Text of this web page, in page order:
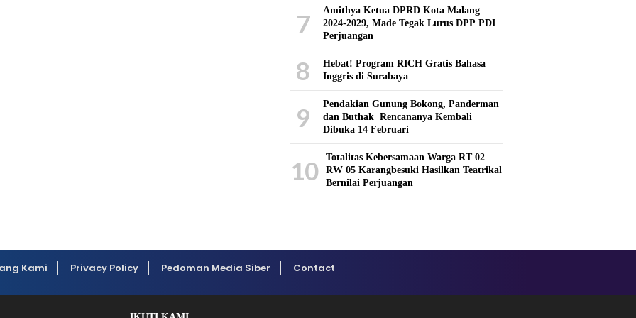
7
Amithya Ketua DPRD Kota Malang
2024-2029, Made Tegak Lurus DPP PDI
Perjuangan
8
Hebat! Program RICH Gratis Bahasa
Inggris di Surabaya
9
Pendakian Gunung Bokong, Panderman
dan Buthak Rencananya Kembali
Dibuka 14 Februari
10
Totalitas Kebersamaan Warga RT 02
RW 05 Karangbesuki Hasilkan Teatrikal
Bernilai Perjuangan
Kami Privacy Policy Pedoman Media Siber Contact